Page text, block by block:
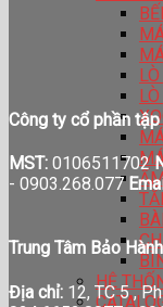
HỆ
Công ty cổ phần
MST: 0106511702
- 0903.268.077
Trung Tâm Bảo
Địa chỉ: 12, TC 5 ,